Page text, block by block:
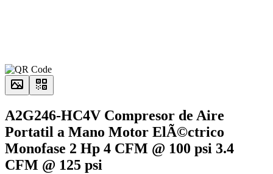
A2G246-HC4V Compresor de Aire
Portatil a Mano Motor ElÃ©ctrico
Monofase 2 Hp 4 CFM @ 100 psi 3.4
CFM @ 125 psi